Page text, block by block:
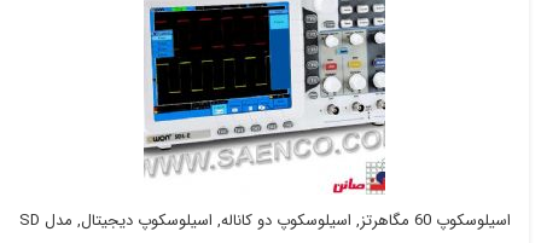
اسیلوسکوپ 60 مگاهرتز, اسیلوسکوپ دو کاناله, اسیلوسکوپ دیجیتال, مدل SD